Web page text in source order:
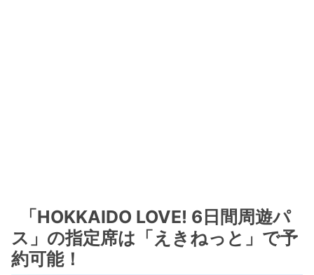
「HOKKAIDO LOVE! 6日間周遊パ
ス」の指定席は「えきねっと」で予
約可能！